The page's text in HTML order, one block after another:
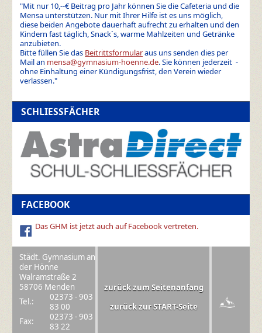
Städt. Gymnasium an
der Hönne
zurück zum Seitenanfang
zurück zur START-Seite
Walramstraße 2
58706 Menden
Tel.:
02373 - 903
83 00
Fax:
02373 - 903
83 22
"Mit nur 10,--€ Beitrag pro Jahr können Sie die Cafeteria und die
Mensa unterstützen. Nur mit Ihrer Hilfe ist es uns möglich,
diese beiden Angebote dauerhaft aufrecht zu erhalten und den
Kindern fast täglich, Snack´s, warme Mahlzeiten und Getränke
anzubieten.
Bitte füllen Sie das Beitrittsformularaus uns senden dies per
Mail an mensa@gymnasium-hoenne.de. Sie können jederzeit -
ohne Einhaltung einer Kündigungsfrist, den Verein wieder
verlassen."
SCHLIESSFÄCHER
FACEBOOK
Das GHM ist jetzt auch auf Facebook vertreten.